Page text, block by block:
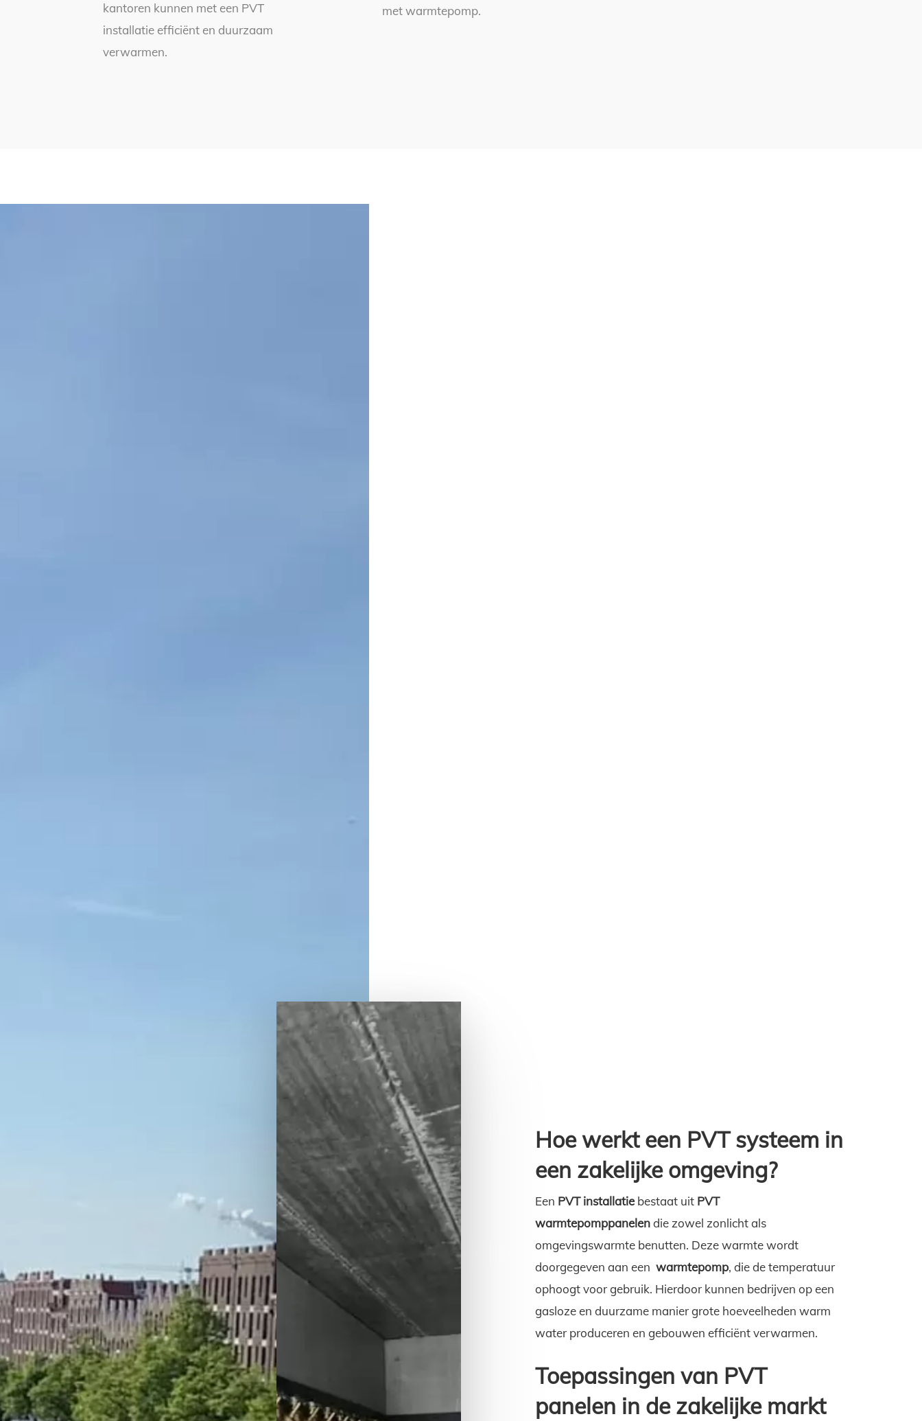
kantoren kunnen met een PVT
installatie efficiënt en duurzaam
verwarmen.
met warmtepomp.
Hoe werkt een PVT systeem in
een zakelijke omgeving?
Een PVT installatiebestaat uit PVT
warmtepomppanelendie zowel zonlicht als
omgevingswarmte benutten. Deze warmte wordt
doorgegeven aan een warmtepomp, die de temperatuur
ophoogt voor gebruik. Hierdoor kunnen bedrijven op een
gasloze en duurzame manier grote hoeveelheden warm
water produceren en gebouwen efficiënt verwarmen.
Toepassingen van PVT
panelen in de zakelijke markt